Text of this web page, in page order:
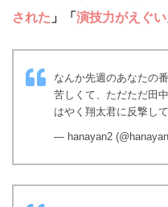
された 」「 演技力がえぐい
なんか先週のあなたの
苦しくて、ただただ田
はやく翔太君に反撃し
— hanayan2